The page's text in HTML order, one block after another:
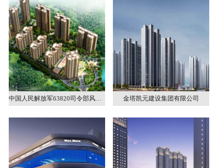
中国人民解放军63820司令部风雷楼 金塔凯元建设集团有限公司